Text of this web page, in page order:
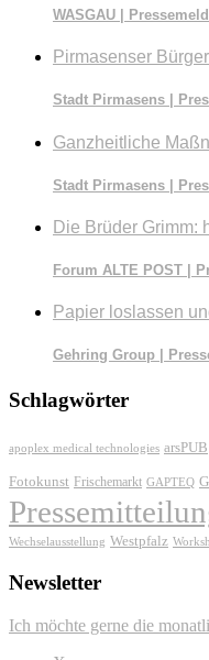
WASGAU |
Pirmasenser
Stadt Pirmasens |
Ganzheitliche
Stadt Pirmasens |
Die Brüder Grimm:
Forum ALTE POST |
Papier loslassen
Gehring Group |
Schlagwörter
apoplex medical technologies arsPUB
Fotokunst Frischemarkt GAPTEQ
Wechselausstellung Westpfalz
Newsletter
Ich möchte gerne die